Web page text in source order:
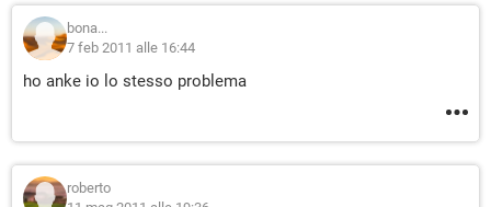
bona...
7 feb 2011 alle 16:44
ho anke io lo stesso problema
roberto